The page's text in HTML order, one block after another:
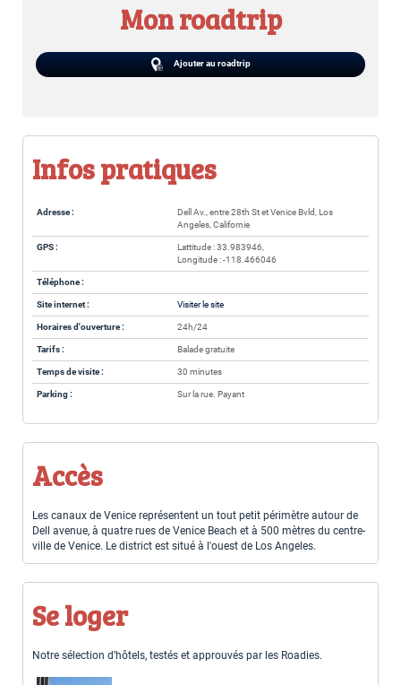
Mon roadtrip
Ajouter au roadtrip
Infos pratiques
Adresse :
Dell Av., entre 28th St et Venice Bvld, Los
Angeles, Californie
GPS :
Lattitude : 33.983946,
Longitude : -118.466046
Téléphone :
Site internet : Visiter le site
Horaires d'ouverture : 24h/24
Tarifs : Balade gratuite
Temps de visite : 30 minutes
Parking : Sur la rue. Payant
Accès
Les canaux de Venice représentent un tout petit périmètre autour de
Dell avenue, à quatre rues de Venice Beach et à 500 mètres du centre-
ville de Venice. Le district est situé à l'ouest de Los Angeles.
Se loger
Notre sélection d’hôtels, testés et approuvés par les Roadies.